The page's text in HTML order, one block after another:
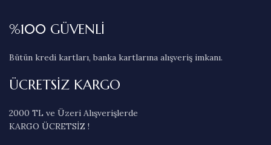
%100 GÜVENLİ
Bütün kredi kartları, banka kartlarına alışveriş imkanı.
ÜCRETSİZ KARGO
2000 TL ve Üzeri Alışverişlerde
KARGO ÜCRETSİZ !